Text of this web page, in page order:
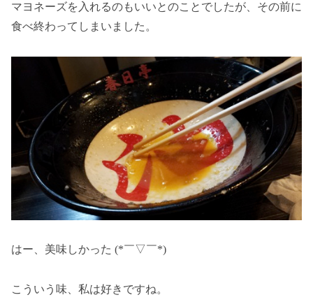
マヨネーズを入れるのもいいとのことでしたが、その前に
食べ終わってしまいました。
はー、美味しかった (*￣▽￣*)
こういう味、私は好きですね。